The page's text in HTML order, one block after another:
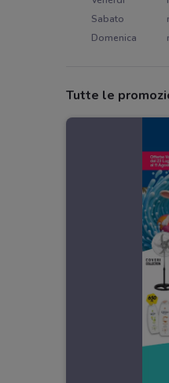
Sabato
Domenica
Tutte le